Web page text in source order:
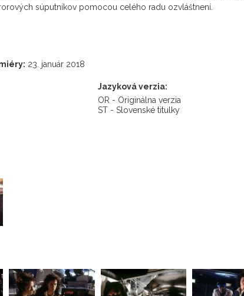
súputníkov pomocou celého radu ozvláštnení.
23. január 2018
Jazyková verzia:
OR - Originálna verzia
ST - Slovenské titulky